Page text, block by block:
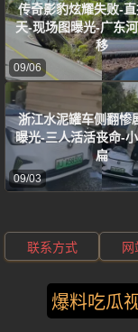
传奇影豹炫耀失败-
天-现场图曝光-广东
移
09/06
浙江水泥罐车侧翻惨
曝光-三人活活丧命-
扁
09/03
爆料吃瓜
联系方式 网
版权所有